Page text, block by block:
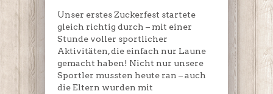
alle!
Unser erstes Zuckerfest startete
gleich richtig durch – mit einer
Stunde voller sportlicher
Aktivitäten, die einfach nur Laune
gemacht haben! Nicht nur unsere
Sportler mussten heute ran – auch
die Eltern wurden mit